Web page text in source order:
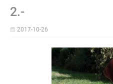
2.-
2017-10-26